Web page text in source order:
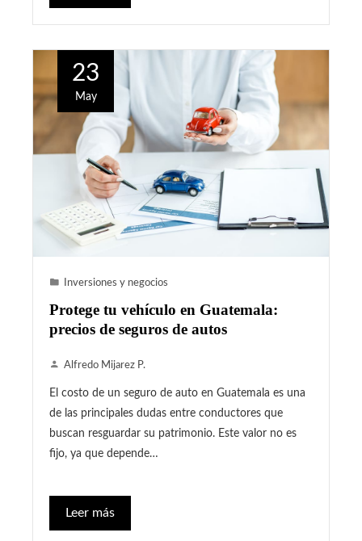
23
May
Inversiones y negocios
Protege tu vehículo en Guatemala:
precios de seguros de autos
Alfredo Mijarez P.
El costo de un seguro de auto en Guatemala es una
de las principales dudas entre conductores que
buscan resguardar su patrimonio. Este valor no es
fijo, ya que depende…
Leer más